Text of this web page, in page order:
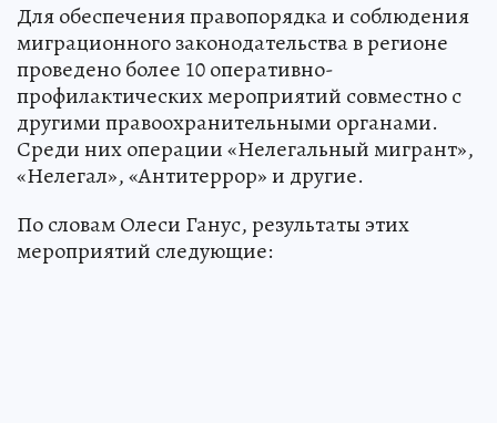
Для обеспечения правопорядка и соблюдения
миграционного законодательства в регионе
проведено более 10 оперативно-
профилактических мероприятий совместно с
другими правоохранительными органами.
Среди них операции «Нелегальный мигрант»,
«Нелегал», «Антитеррор» и другие.
По словам Олеси Ганус, результаты этих
мероприятий следующие: